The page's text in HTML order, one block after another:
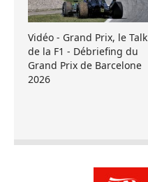
Vidéo - Grand Prix, le Talk
de la F1 - Débriefing du
Grand Prix de Barcelone
2026